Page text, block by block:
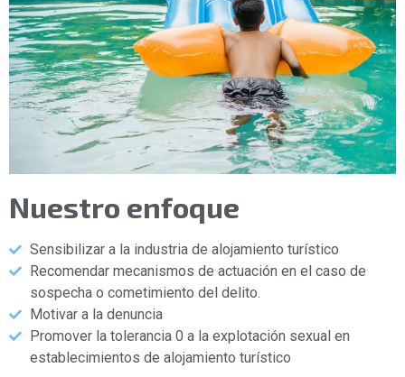
Nuestro enfoque
Sensibilizar a la industria de alojamiento turístico
Recomendar mecanismos de actuación en el caso de
sospecha o cometimiento del delito.
Motivar a la denuncia
Promover la tolerancia 0 a la explotación sexual en
establecimientos de alojamiento turístico